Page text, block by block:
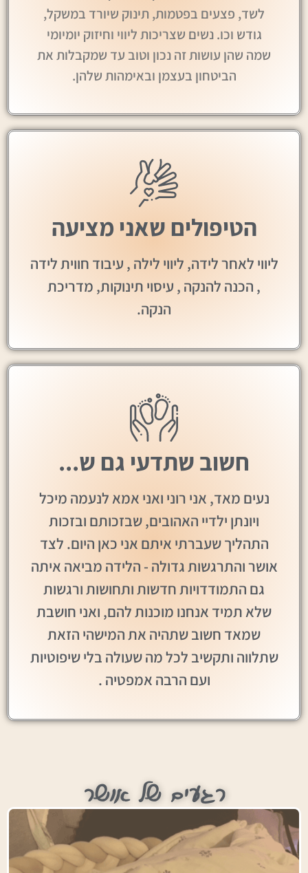
לשד, פצעים בפטמות, תינוק שיורד במשקל,
גודש וכו. נשים שצריכות ליווי וחיזוק יומיומי
שמה שהן עושות זה נכון וטוב עד שמקבלות את
הביטחון בעצמן ובאימהות שלהן.
הטיפולים שאני מציעה
ליווי לאחר לידה, ליווי לילה , עיבוד חווית לידה
, הכנה להנקה , עיסוי תינוקות, מדריכת
הנקה.
חשוב שתדעי גם ש...
נעים מאד, אני רוני ואני אמא לנעמה מיכל
ויונתן ילדיי האהובים, שבזכותם ובזכות
התהליך שעברתי איתם אני כאן היום. לצד
אושר והתרגשות גדולה - הלידה מביאה איתה
גם התמודדויות חדשות ותחושות ורגשות
שלא תמיד אנחנו מוכנות להם, ואני חושבת
שמאד חשוב שתהיה את המישהי הזאת
שתלווה ותקשיב לכל מה שעולה בלי שיפוטיות
ועם הרבה אמפטיה .
רגעים של אושר